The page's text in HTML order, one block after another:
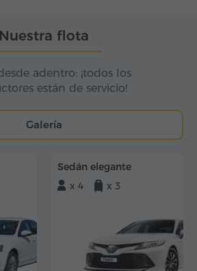
Nuestra flota
adentro: ¡todos los
están de servicio!
Galería
Sedán elegante
x 4
x 3